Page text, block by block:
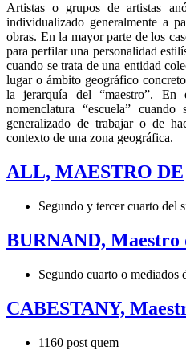
Artistas o grupos de artistas
individualizado generalmente a
obras. En la mayor parte de los
para perfilar una personalidad
cuando se trata de una entidad
lugar o ámbito geográfico
la jerarquía del “maestro”.
nomenclatura “escuela”
generalizado de trabajar o de
contexto de una zona geográfica.
ALL, MAESTRO DE
Segundo y tercer cuarto del
BURNAND, Maestro
Segundo cuarto o
CABESTANY,
1160 post quem